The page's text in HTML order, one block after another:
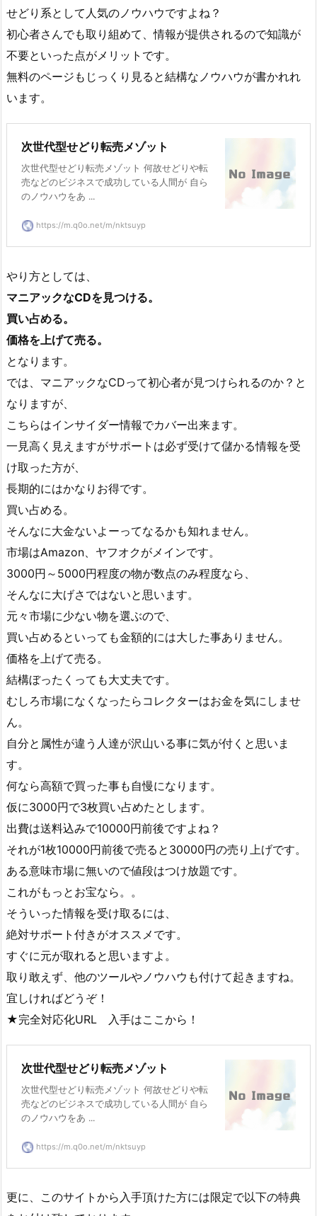
せどり系として人気のノウハウですよね？
初心者さんでも取り組めて、情報が提供されるので知識が
不要といった点がメリットです。
無料のページもじっくり見ると結構なノウハウが書かれれ
います。
次世代型せどり転売メゾット
次世代型せどり転売メゾット 何故せどりや転
売などのビジネスで成功している人間が 自ら
のノウハウをあ ...
https://m.q0o.net/m/nktsuyp
やり方としては、
マニアックなCDを見つける。
買い占める。
価格を上げて売る。
となります。
では、マニアックなCDって初心者が見つけられるのか？と
なりますが、
こちらはインサイダー情報でカバー出来ます。
一見高く見えますがサポートは必ず受けて儲かる情報を受
け取った方が、
長期的にはかなりお得です。
買い占める。
そんなに大金ないよーってなるかも知れません。
市場はAmazon、ヤフオクがメインです。
3000円～5000円程度の物が数点のみ程度なら、
そんなに大げさではないと思います。
元々市場に少ない物を選ぶので、
買い占めるといっても金額的には大した事ありません。
価格を上げて売る。
結構ぼったくっても大丈夫です。
むしろ市場になくなったらコレクターはお金を気にしませ
ん。
自分と属性が違う人達が沢山いる事に気が付くと思いま
す。
何なら高額で買った事も自慢になります。
仮に3000円で3枚買い占めたとします。
出費は送料込みで10000円前後ですよね？
それが1枚10000円前後で売ると30000円の売り上げです。
ある意味市場に無いので値段はつけ放題です。
これがもっとお宝なら。。
そういった情報を受け取るには、
絶対サポート付きがオススメです。
すぐに元が取れると思いますよ。
取り敢えず、他のツールやノウハウも付けて起きますね。
宜しければどうぞ！
★完全対応化URL 入手はここから！
次世代型せどり転売メゾット
次世代型せどり転売メゾット 何故せどりや転
売などのビジネスで成功している人間が 自ら
のノウハウをあ ...
https://m.q0o.net/m/nktsuyp
更に、このサイトから入手頂けた方には限定で以下の特典